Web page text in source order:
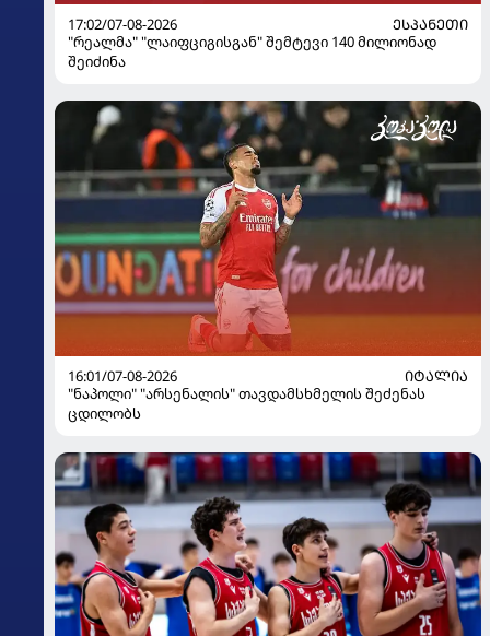
17:02/07-08-2026
ᲔᲡᲞᲐᲜᲔᲗᲘ
"რეალმა" "ლაიფციგისგან" შემტევი 140 მილიონად
შეიძინა
16:01/07-08-2026
ᲘᲢᲐᲚᲘᲐ
"ნაპოლი" "არსენალის" თავდამსხმელის შეძენას
ცდილობს